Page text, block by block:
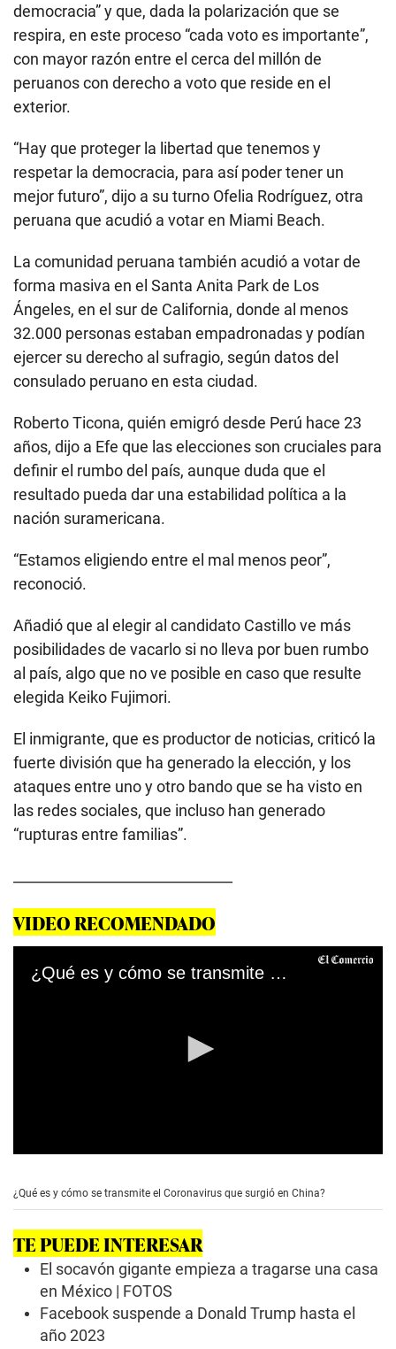
democracia” y que, dada la polarización que se
respira, en este proceso “cada voto es importante”,
con mayor razón entre el cerca del millón de
peruanos con derecho a voto que reside en el
exterior.
“Hay que proteger la libertad que tenemos y
respetar la democracia, para así poder tener un
mejor futuro”, dijo a su turno Ofelia Rodríguez, otra
peruana que acudió a votar en Miami Beach.
La comunidad peruana también acudió a votar de
forma masiva en el Santa Anita Park de Los
Ángeles, en el sur de California, donde al menos
32.000 personas estaban empadronadas y podían
ejercer su derecho al sufragio, según datos del
consulado peruano en esta ciudad.
Roberto Ticona, quién emigró desde Perú hace 23
años, dijo a Efe que las elecciones son cruciales para
definir el rumbo del país, aunque duda que el
resultado pueda dar una estabilidad política a la
nación suramericana.
“Estamos eligiendo entre el mal menos peor”,
reconoció.
Añadió que al elegir al candidato Castillo ve más
posibilidades de vacarlo si no lleva por buen rumbo
al país, algo que no ve posible en caso que resulte
elegida Keiko Fujimori.
El inmigrante, que es productor de noticias, criticó la
fuerte división que ha generado la elección, y los
ataques entre uno y otro bando que se ha visto en
las redes sociales, que incluso han generado
“rupturas entre familias”.
VIDEO RECOMENDADO
¿Qué es y cómo se transmite el Coronavirus que surgió en China?
e
c
n
d
s
¿Qué es y cómo se transmite el Coronavirus que surgió en China?
TE PUEDE INTERESAR
El socavón gigante empieza a tragarse una casa
en México | FOTOS
Facebook suspende a Donald Trump hasta el
año 2023